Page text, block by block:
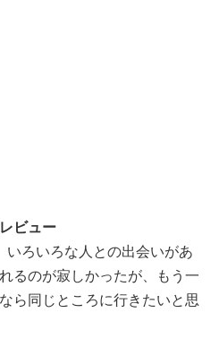
ビュー
いろいろな人との出会いがあ
るのが寂しかったが、もう一
ら同じところに行きたいと思